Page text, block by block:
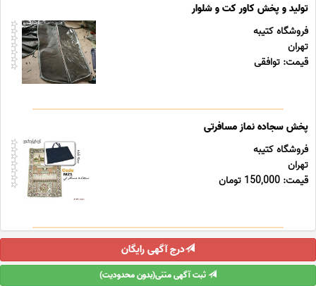
تولید و پخش کاور کت و شلوار
فروشگاه کتیبه
تهران
قیمت: توافقی
پخش سجاده نماز مسافرتی
فروشگاه کتیبه
تهران
قیمت: 150,000 تومان
درج آگهی رایگان
ثبت آگهی متنی(بدون محدودیت)